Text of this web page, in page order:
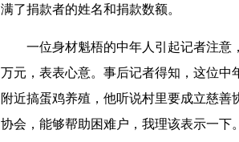
满了捐款者的姓名和捐款数额。
一位身材魁梧的中年人引起记者注意
万元，表表心意。事后记者得知，这位
附近搞蛋鸡养殖，他听说村里要成立慈善
协会，能够帮助困难户，我理该表示一下